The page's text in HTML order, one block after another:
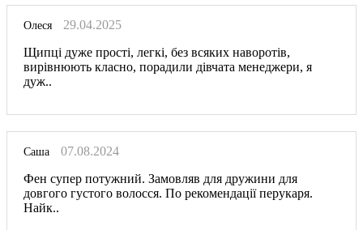
Олеся
29.04.2025
Щипці дуже прості, легкі, без всяких наворотів,
вирівнюють класно, порадили дівчата менеджери, я
дуж..
Саша
07.08.2024
Фен супер потужний. Замовляв для дружини для
довгого густого волосся. По рекомендації перукаря.
Найк..